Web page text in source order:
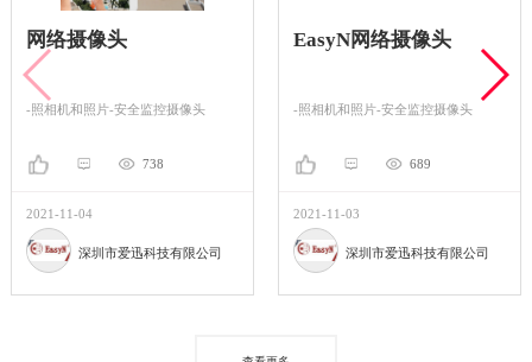
网络摄像头
-照相机和照片-安全监控摄像头
738
2021-11-04
深圳市爱迅科技有限公司
EasyN网络摄像头
-照相机和照片-安全监控摄像头
689
2021-11-03
深圳市爱迅科技有限公司